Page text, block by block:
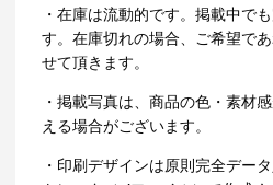
・在庫は流動的です。掲載中で
す。在庫切れの場合、ご希望で
せて頂きます。
・掲載写真は、商品の色・素材
える場合がございます。
・印刷デザインは原則完全デー